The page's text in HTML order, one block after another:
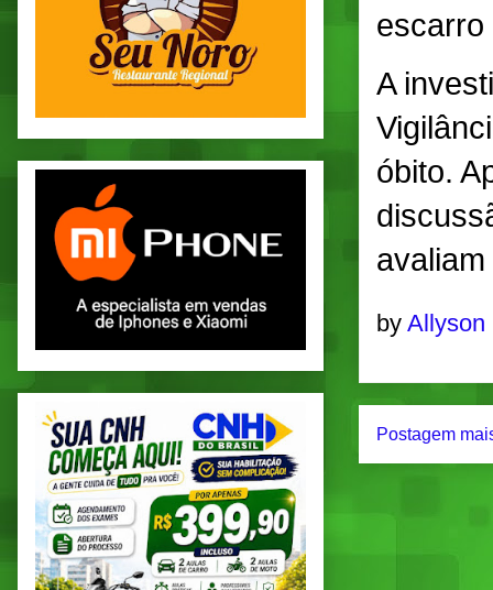
escarro
A
óbito.
by
Postagem